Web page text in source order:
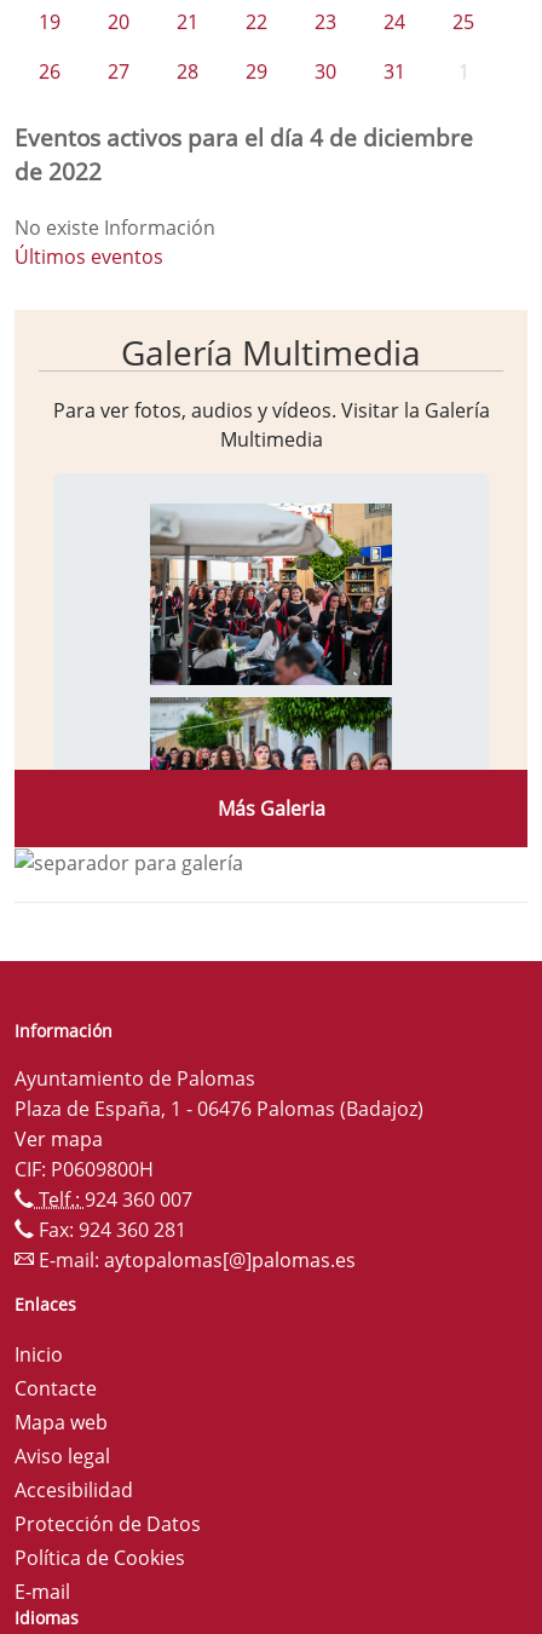
19
20 21 22 23 24
25
26
27 28 29 30 31 1
Eventos activos para el día 4 de diciembre
de 2022
No existe Información
Últimos eventos
Galería Multimedia
Para ver fotos, audios y vídeos. Visitar la Galería
Multimedia
Más Galeria
Información
Ayuntamiento de Palomas
Plaza de España, 1 - 06476 Palomas (Badajoz)
Ver mapa
CIF: P0609800H
Telf.: 924 360 007
Fax: 924 360 281
E-mail: aytopalomas[@]palomas.es
Enlaces
Inicio
Contacte
Mapa web
Aviso legal
Accesibilidad
Protección de Datos
Política de Cookies
E-mail
Idiomas